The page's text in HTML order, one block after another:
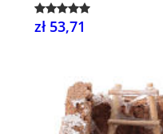
zł 53,71